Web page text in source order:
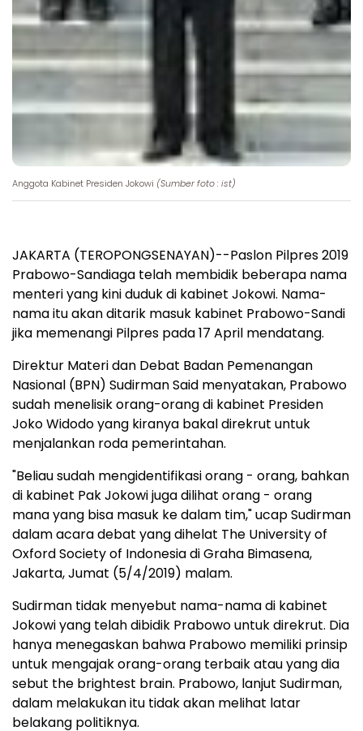
Anggota Kabinet Presiden Jokowi (Sumber foto : ist)
JAKARTA (TEROPONGSENAYAN)--Paslon Pilpres 2019
Prabowo-Sandiaga telah membidik beberapa nama
menteri yang kini duduk di kabinet Jokowi. Nama-
nama itu akan ditarik masuk kabinet Prabowo-Sandi
jika memenangi Pilpres pada 17 April mendatang.
Direktur Materi dan Debat Badan Pemenangan
Nasional (BPN) Sudirman Said menyatakan, Prabowo
sudah menelisik orang-orang di kabinet Presiden
Joko Widodo yang kiranya bakal direkrut untuk
menjalankan roda pemerintahan.
"Beliau sudah mengidentifikasi orang - orang, bahkan
di kabinet Pak Jokowi juga dilihat orang - orang
mana yang bisa masuk ke dalam tim," ucap Sudirman
dalam acara debat yang dihelat The University of
Oxford Society of Indonesia di Graha Bimasena,
Jakarta, Jumat (5/4/2019) malam.
Sudirman tidak menyebut nama-nama di kabinet
Jokowi yang telah dibidik Prabowo untuk direkrut. Dia
hanya menegaskan bahwa Prabowo memiliki prinsip
untuk mengajak orang-orang terbaik atau yang dia
sebut the brightest brain. Prabowo, lanjut Sudirman,
dalam melakukan itu tidak akan melihat latar
belakang politiknya.